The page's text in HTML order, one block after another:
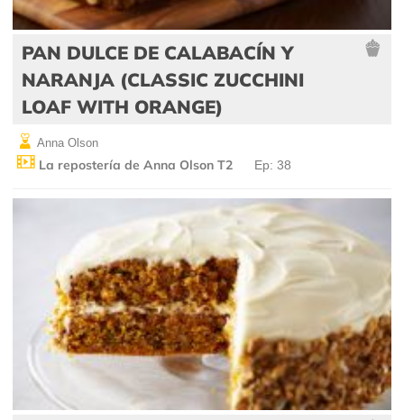
PAN DULCE DE CALABACÍN Y
NARANJA (CLASSIC ZUCCHINI
LOAF WITH ORANGE)
Anna Olson
La repostería de Anna Olson T2 Ep: 38